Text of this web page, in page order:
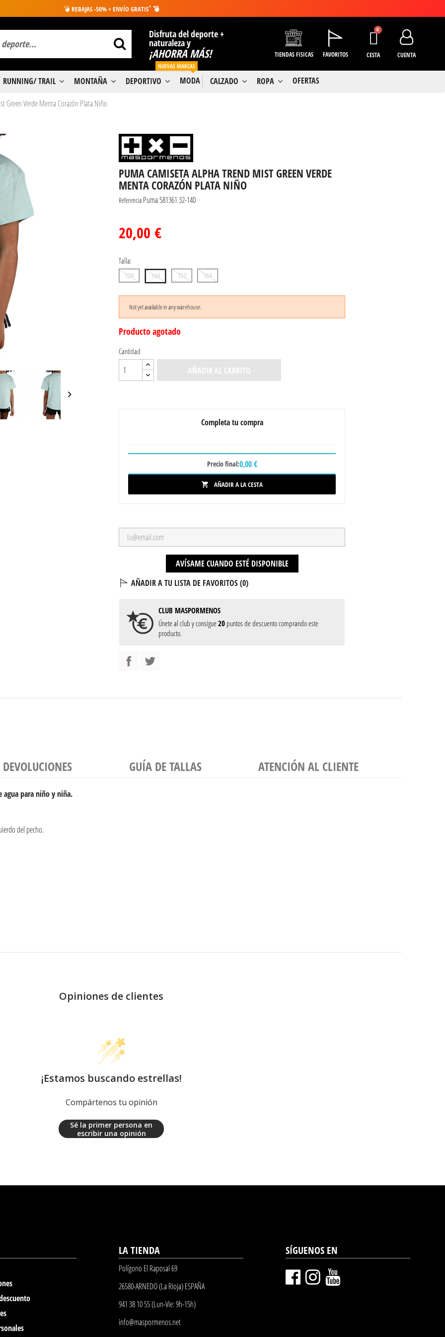
💣 REBAJAS -50% + ENVÍO GRATIS* 💣
Disfruta del deporte +
naturaleza y
¡AHORRA MÁS! TIENDAS FISICAS FAVORITOS CESTA CUENTA
RUNNING/ TRAIL MONTAÑA DEPORTIVO MODA
NUEVAS MARCAS
CALZADO ROPA OFERTAS
Green Verde Menta Corazón Plata Niño

PUMA CAMISETA ALPHA TREND MIST GREEN VERDE
MENTA CORAZÓN PLATA NIÑO
Referencia Puma 581361 32-140
20,00 €
Talla:
128 140 152 164
Not yet available in any warehouse.
Producto agotado
Cantidad
AÑADIR AL CARRITO
Completa tu compra
Precio final:0,00 €
 AÑADIR A LA CESTA
AVÍSAME CUANDO ESTÉ DISPONIBLE
AÑADIR A TU LISTA DE FAVORITOS (0)
CLUB MASPORMENOS
Únete al club y consigue20puntos de descuento comprando este
producto.
GUÍA DE TALLAS ATENCIÓN AL CLIENTE
agua para niño y niña.
del pecho.
Opiniones de clientes
¡Estamos buscando estrellas!
Compártenos tu opinión
Sé la primer persona en
escribir una opinión
LA TIENDA
Polígono El Raposal 69
26580-ARNEDO (La Rioja) ESPAÑA
941 38 10 55 (Lun-Vie: 9h-15h)
info@maspormenos.net
SÍGUENOS EN